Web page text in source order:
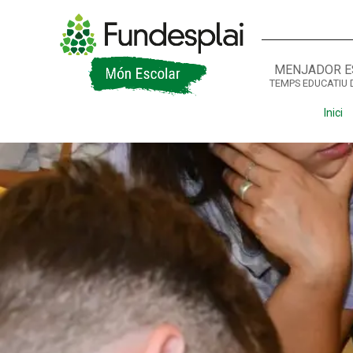
MENJADOR
TEMPS EDUCATIU
Inici
ACTIVITATS D'ESTIU
CASES DE COLÒNIES
CONEIX FUNDESPLAI
La Fundació